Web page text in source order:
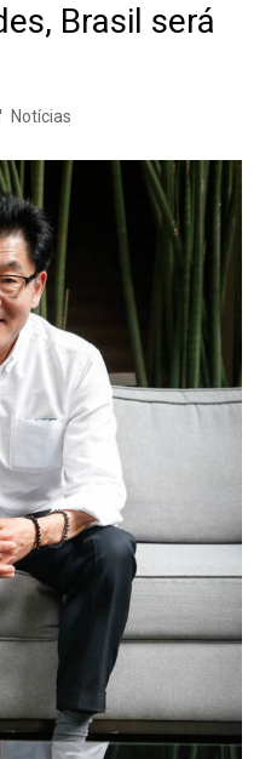
Brasil será
Notícias